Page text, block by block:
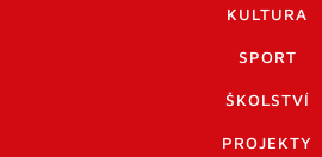
KULTURA
SPORT
ŠKOLSTVÍ
PROJEKTY